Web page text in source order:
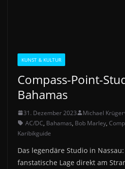
KUNST & KULTUR
Compass-Point-
Bahamas
31. Dezember 2023 Michael Krüger
AC/DC, Bahamas, Bob Marley,
Karibikguide
Das legendäre Studio in
fanstatische Lage direkt am